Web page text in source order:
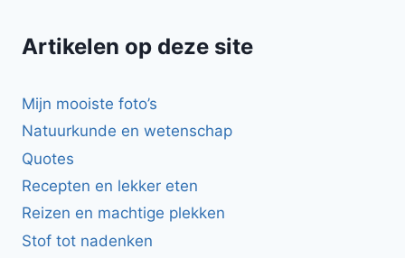
Artikelen op deze site
Mijn mooiste foto’s
Natuurkunde en wetenschap
Quotes
Recepten en lekker eten
Reizen en machtige plekken
Stof tot nadenken